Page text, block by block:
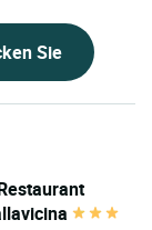
Sie